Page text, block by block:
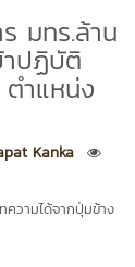
มทร.ล้าน
ปฏิบัติ
ตำแหน่ง
Kanka
ความได้จากปุ่มข้าง